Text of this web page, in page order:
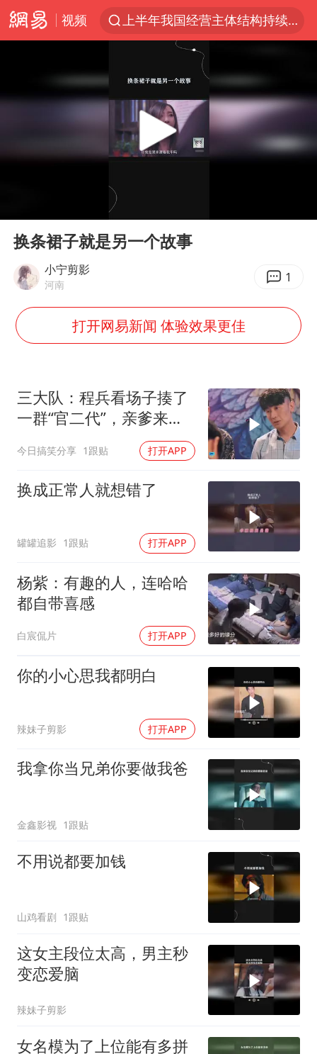
视频
上半年我国经营主体结构持续优化
王传君 《披荆斩棘》
白海豚预计将在浙江苍南到三门一带登陆
国足U17与阿森纳决赛取消 并列冠军
2025年小学教师减少13.19万
上海大部迎大暴雨
《龙餐馆》 冲奖
以军士兵把枪口对准中国记者
笔试第一被劝弃考涉事副校长被撤职
白海豚5次眼壁置换
构建更高水平的全民健身公共服务体系
Play
换条裙子就是另一个故事
小宁剪影
河南 1
打开网易新闻 体验效果更佳
三大队：程兵看场子揍了
一群“官二代”，亲爹来捞
今日搞笑分享 1跟贴 打开APP
换成正常人就想错了
罐罐追影 1跟贴 打开APP
杨紫：有趣的人，连哈哈
都自带喜感
白宸侃片 打开APP
你的小心思我都明白
辣妹子剪影 打开APP
我拿你当兄弟你要做我爸
金鑫影视 1跟贴
不用说都要加钱
山鸡看剧 1跟贴
这女主段位太高，男主秒
变恋爱脑
辣妹子剪影
女名模为了上位能有多拼